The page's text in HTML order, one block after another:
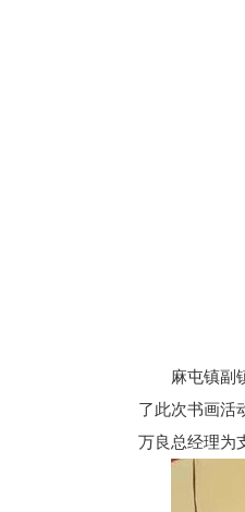
麻屯镇副镇
了此次书画活
万良总经理为